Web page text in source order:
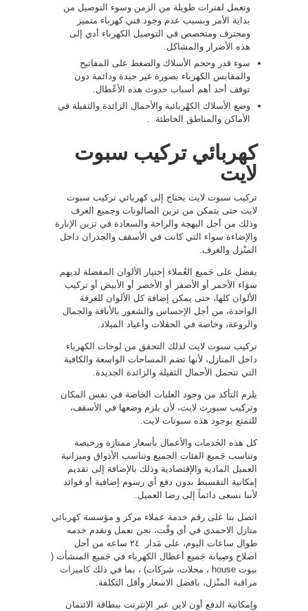
وتعمل لفترات طويلة من الزمن وسوء التوصيل من
بداية الأمر وبسبب عدم وجود فني كهرباء متميز
ومحترف ومتخصص في التوصيل الكهرباء أدي إلى
هذه الأضرار والمشاكل.
سوء قدر وحجم الأسلاك والضغط على المفاتيح
والمقابس الكهرباء بصورة غير جيدة ودائمة دون
توقف أحد أهم أسباب حدوث هذه الأعْطال.
وضع الأسلاك الكهْربائية والأحمال الزائدة والثقيلة في
الأماكن والمناطق الخاطئة .
كهربائي تركيب سبوت
لايت
تركيب سبوت لايت يحتاج إلى كهربائي تركيب سبوت
لايت حتى يتمكن من تزين الصالونات وجميع الغرف
وذلك من أجل البهجة والراحة والسعادة في تزين الإنارة
والإضاءة سواء التي كانت في الأسقف والجدران داخل
المنْزل والغرف.
يفضل على جَميع العُملاء إختيار الألوان المفضلة لديهم
سوَاء الأحمر أو الأصفر أو الأخضر أو الأبيض أو تركيب
الألوان كلها، حتى يمكن إضافة كل الألوان للغرفة
الواحدة، من أجل الإحساس والشعور بالأناقة والجمال
والروعة، وخاصة في الحفلات وأعياد الميلاد.
تركيب سبوت لايت لذلك التحقق من لوحات الكهرباء
داخل المنازل، لأنها تضم المساحات الواسعة والكافية
التي تتحمل الأحمال الثقيلة والزائدة الجديدة.
يلزم التأكد من وجود العلبات الخاصة في نفس المكان
وتركيب سبورت لايت، لأن يلزم وضعها في الأسقف،
للتمتع بوجود هذه سبوتات لايت.
كل هذه الخَدمات والأعمال بأسعار ممتازة ورخيصة
وتناسب جَميع الفئات الجميع وتناسب الأذواق وميزانية
العميل المادية والإقتصادية وذلك بالإضافة إلى تقديم
إمكانية التقسيط بدون دفع أي رسوم إضافية أو فوائد
لأننا نسعى دائماً إلى رضا العميل.
اتصل بنا على رقم خدمة عملاء مركز و مؤسسةكهربائي
منازل الاحمدي في أي وقْت، نحن نعمل ونقدم خدمه
طوال ساعات اليوم، على مَدار ٢٤ ساعه من أجل
اصلاح وصِيانة جَميع أعطال الكهرباء في جَميع المنشأت (
بيوت house ، محلات، شركات) ، بما في ذلك
كاميرات
مراقبة المنْزل، بافضل الاسعار وأقل التكلفة.
وإمكانية الدفع أون لاين عبر الإنترنت ببطاقة الائتمان